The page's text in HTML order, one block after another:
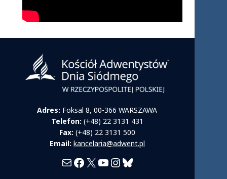
Adres: Foksal 8, 00-366 WARSZAWA
Telefon: (+48) 22 3131 431
Fax: (+48) 22 3131 500
Email: kancelaria@adwent.pl
MailFacebook
X YouTube
Instagram
Bluesky